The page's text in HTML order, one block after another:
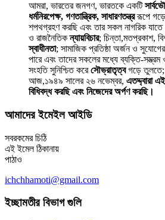
আমরা, ভারতের জনগণ, ভারতকে একটি
ধর্মনিরপেক্ষ, গণতান্ত্রিক, সাধারণতন্ত্ররূপে গড়ে
শপথগ্রহণ করছি এবং তার সকল নাগরিক যাতে
ও রাজনৈতিকন্যায়বিচার; চিন্তা,মতপ্রকাশ,
স্বাধীনতা; সামাজিক প্রতিষ্ঠা অর্জন ও সুযোগের
পারে এবং তাদের সকলের মধ্যে ব্যক্তি-
সংহতি সুনিশ্চিত করেসৌভ্রাতৃত্বগড়ে তুলতে;
আজ,১৯৪৯ সালের ২৬ নভেম্বর, এতদ্দ্বারা
বিধিবদ্ধ করছি এবং নিজেদের অর্পণ করছি।
আমাদের ইমেইল আইডি
সবরকমের চিঠি
এই ইমেল ঠিকানায়
পাঠাও
ichchhamoti@gmail.com
ইচ্ছামতীর বিভাগ গুলি